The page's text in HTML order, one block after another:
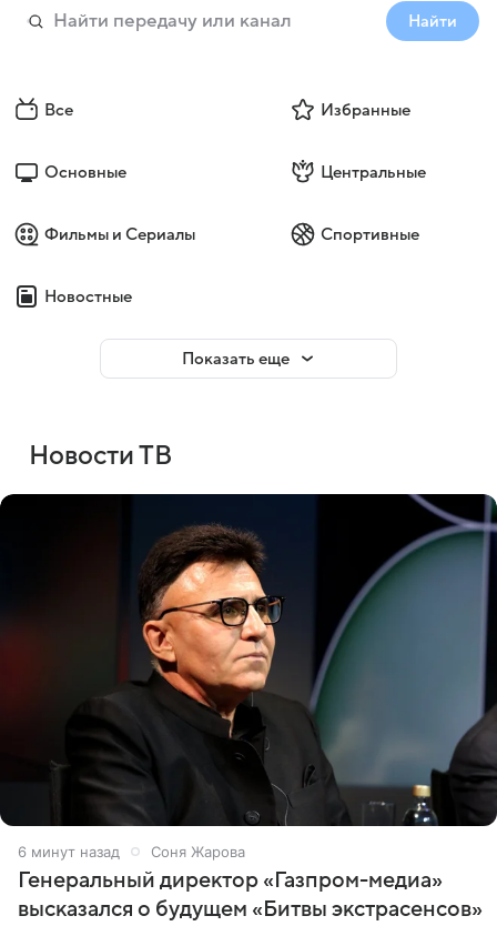
Найти
Все Избранные
Основные Центральные
Фильмы и Сериалы Спортивные
Новостные
Показать еще
Новости ТВ
6 минут назад Соня Жарова
Генеральный директор «Газпром-медиа»
высказался о будущем «Битвы экстрасенсов»